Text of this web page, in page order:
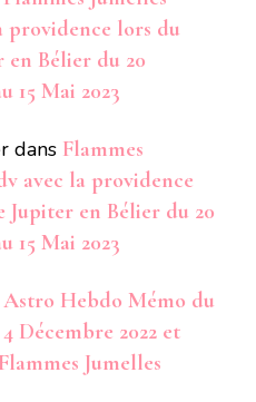
providence lors du
Bélier du 20
15 Mai 2023
dans Flammes
avec la providence
en Bélier du 20
15 Mai 2023
Astro Hebdo Mémo du
Décembre 2022 et
Jumelles